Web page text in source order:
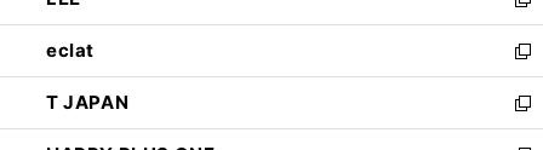
開
く
ウ
で
開
く
ン
ド
ウ
で
開
ウ
ィ
ン
ド
ウ
し
い
ウ
ィ
ン
eclat
新
し
い
ウ
T JAPAN
新
し